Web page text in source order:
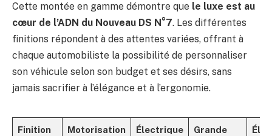
Cette montée en gamme démontre que le luxe est au
cœur de l’ADN du Nouveau DS N°7. Les différentes
finitions répondent à des attentes variées, offrant à
chaque automobiliste la possibilité de personnaliser
son véhicule selon son budget et ses désirs, sans
jamais sacrifier à l’élégance et à l’ergonomie.
Finition
Motorisation
Électrique
Grande